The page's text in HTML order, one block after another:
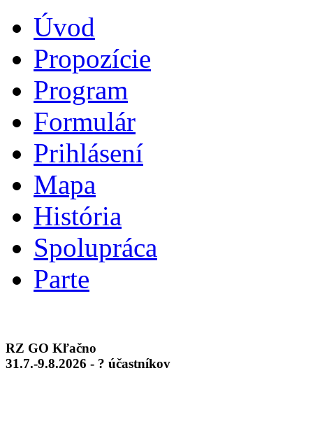
Úvod
Propozície
Program
Formulár
Prihlásení
Mapa
História
Spolupráca
Parte
RZ GO Kľačno
31.7.-9.8.2026 - ? účastníkov